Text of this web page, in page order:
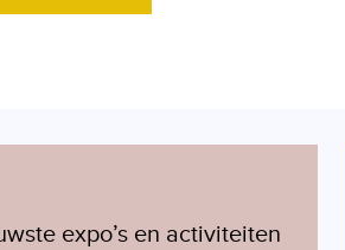
expo’s en activiteiten